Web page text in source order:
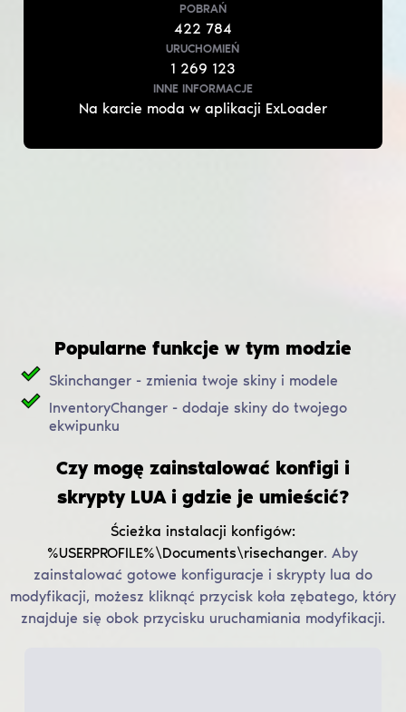
POBRAŃ
422 784
URUCHOMIEŃ
1 269 123
INNE INFORMACJE
Na karcie moda w aplikacji ExLoader
Popularne funkcje w tym modzie
Skinchanger - zmienia twoje skiny i modele
InventoryChanger - dodaje skiny do twojego
ekwipunku
Czy mogę zainstalować konfigi i
skrypty LUA i gdzie je umieścić?
Ścieżka instalacji konfigów:
%USERPROFILE%\Documents\risechanger.Aby
zainstalować gotowe konfiguracje i skrypty lua do
modyfikacji, możesz kliknąć przycisk koła zębatego, który
znajduje się obok przycisku uruchamiania modyfikacji.